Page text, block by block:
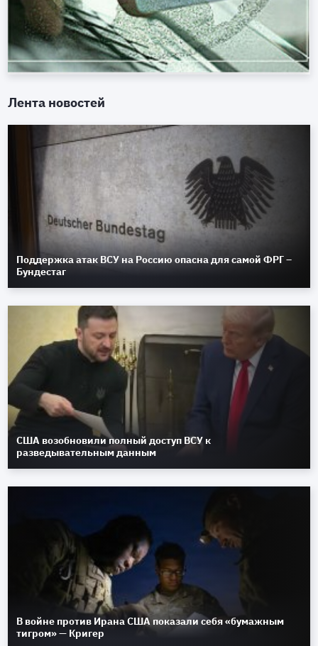
Лента новостей
Поддержка атак ВСУ на Россию опасна для самой ФРГ –
Бундестаг
США возобновили полный доступ ВСУ к
разведывательным данным
В войне против Ирана США показали себя «бумажным
тигром» — Кригер